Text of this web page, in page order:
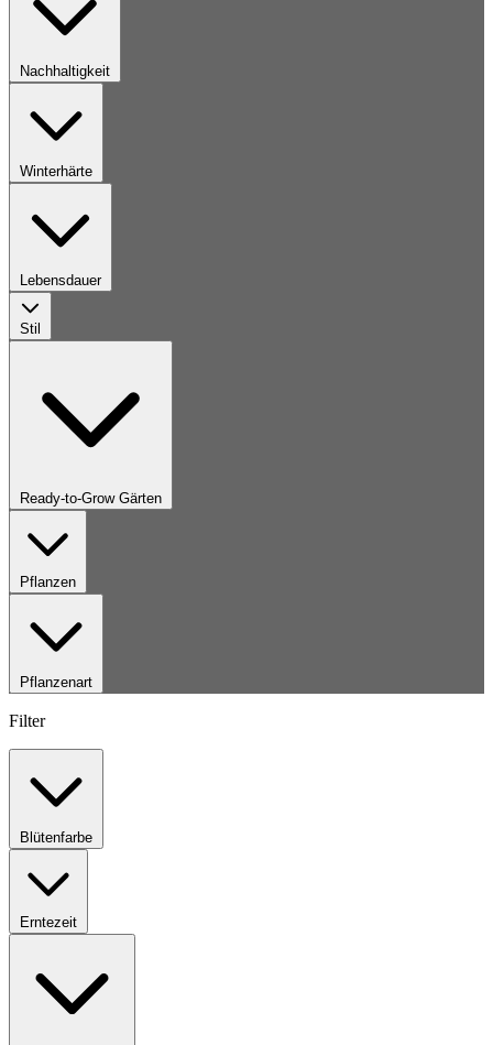
Nachhaltigkeit
Winterhärte
Lebensdauer
Stil
Ready-to-Grow Gärten
Pflanzen
Pflanzenart
Filter
Blütenfarbe
Erntezeit